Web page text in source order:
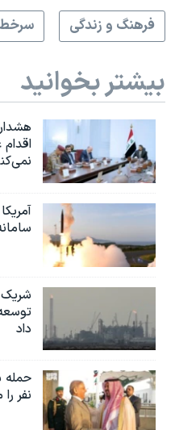
فرهنگ و زندگی
سرخط
بیشتر بخوانید
شریک
داد
نفر